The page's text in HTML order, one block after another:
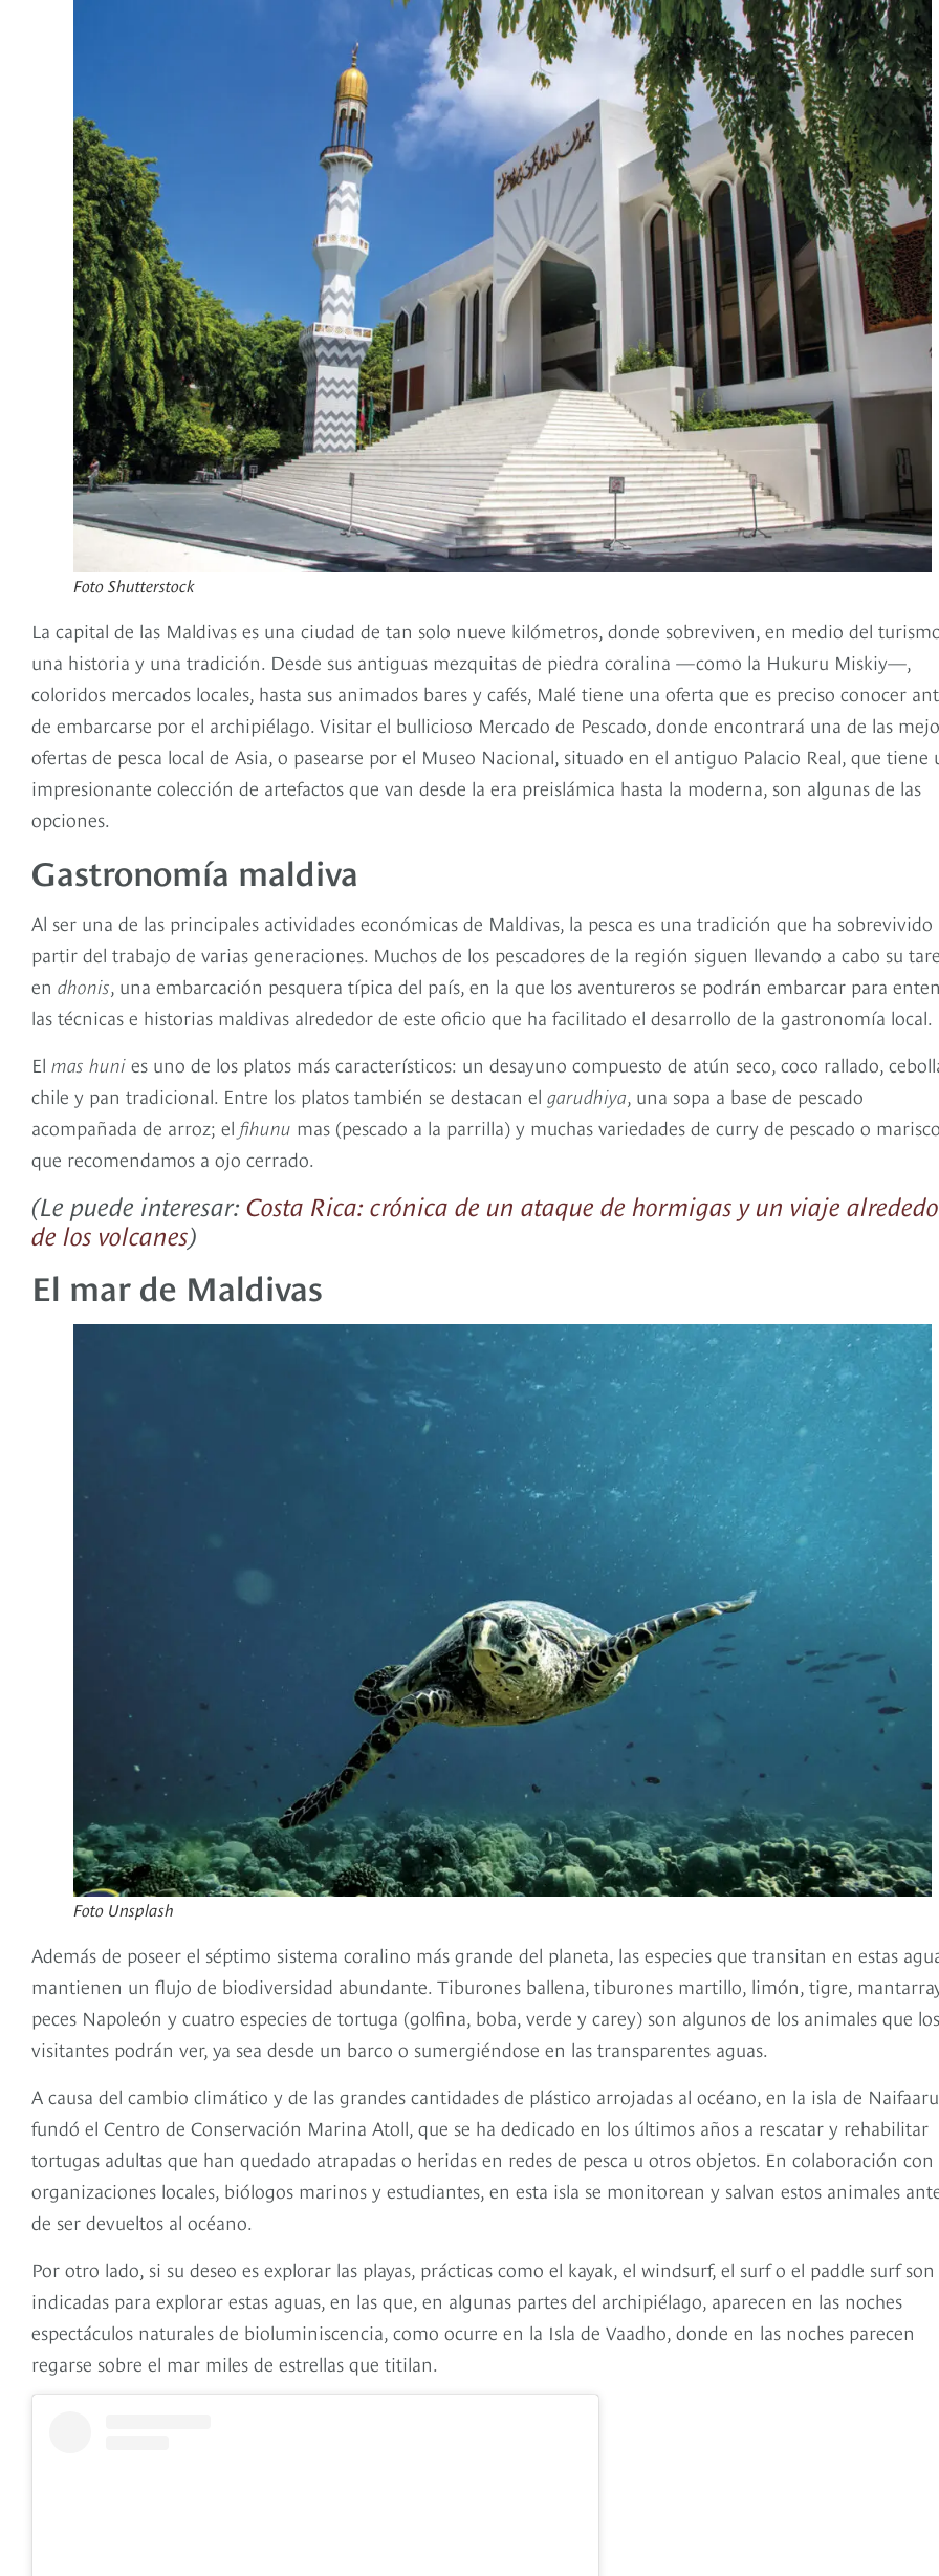
Foto Shutterstock
La capital de las Maldivas es una ciudad de tan solo nueve kilómetros, donde sobreviven, en medio del
una historia y una tradición. Desde sus antiguas mezquitas de piedra coralina —como la Hukuru Miskiy—,
coloridos mercados locales, hasta sus animados bares y cafés, Malé tiene una oferta que es preciso conocer
de embarcarse por el archipiélago. Visitar el bullicioso Mercado de Pescado, donde encontrará una de las
ofertas de pesca local de Asia, o pasearse por el Museo Nacional, situado en el antiguo Palacio Real, que tiene
impresionante colección de artefactos que van desde la era preislámica hasta la moderna, son algunas de las
opciones.
Gastronomía maldiva
Al ser una de las principales actividades económicas de Maldivas, la pesca es una tradición que ha sobrevivido
partir del trabajo de varias generaciones. Muchos de los pescadores de la región siguen llevando a cabo su
en dhonis , una embarcación pesquera típica del país, en la que los aventureros se podrán embarcar para
las técnicas e historias maldivas alrededor de este oficio que ha facilitado el desarrollo de la gastronomía local.
El mas huni es uno de los platos más característicos: un desayuno compuesto de atún seco, coco rallado,
chile y pan tradicional. Entre los platos también se destacan el garudhiya , una sopa a base de pescado
acompañada de arroz; el fihunu mas (pescado a la parrilla) y muchas variedades de curry de pescado o
que recomendamos a ojo cerrado.
(Le puede interesar: Costa Rica: crónica de un ataque de hormigas y un viaje
de los volcanes)
El mar de Maldivas
Foto Unsplash
Además de poseer el séptimo sistema coralino más grande del planeta, las especies que transitan en estas
mantienen un flujo de biodiversidad abundante. Tiburones ballena, tiburones martillo, limón, tigre,
peces Napoleón y cuatro especies de tortuga (golfina, boba, verde y carey) son algunos de los animales que los
visitantes podrán ver, ya sea desde un barco o sumergiéndose en las transparentes aguas.
A causa del cambio climático y de las grandes cantidades de plástico arrojadas al océano, en la isla de
fundó el Centro de Conservación Marina Atoll, que se ha dedicado en los últimos años a rescatar y rehabilitar
tortugas adultas que han quedado atrapadas o heridas en redes de pesca u otros objetos. En colaboración con
organizaciones locales, biólogos marinos y estudiantes, en esta isla se monitorean y salvan estos animales
de ser devueltos al océano.
Por otro lado, si su deseo es explorar las playas, prácticas como el kayak, el windsurf, el surf o el paddle surf son
indicadas para explorar estas aguas, en las que, en algunas partes del archipiélago, aparecen en las noches
espectáculos naturales de bioluminiscencia, como ocurre en la Isla de Vaadho, donde en las noches parecen
regarse sobre el mar miles de estrellas que titilan.